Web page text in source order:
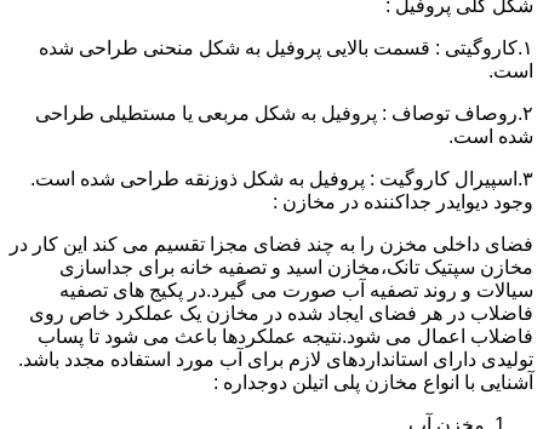
شکل کلی پروفیل :
۱.کاروگیتی : قسمت بالایی پروفیل به شکل منحنی طراحی شده
است.
۲.روصاف توصاف : پروفیل به شکل مربعی یا مستطیلی طراحی
شده است.
۳.اسپیرال کاروگیت : پروفیل به شکل ذوزنقه طراحی شده است.
وجود دیوایدر جداکننده در مخازن :
فضای داخلی مخزن را به چند فضای مجزا تقسیم می کند این کار در
مخازن سپتیک تانک،مخازن اسید و تصفیه خانه برای جداسازی
سیالات و روند تصفیه آب صورت می گیرد.در پکیج های تصفیه
فاضلاب در هر فضای ایجاد شده در مخازن یک عملکرد خاص روی
فاضلاب اعمال می شود.نتیجه عملکردها باعث می شود تا پساب
تولیدی دارای استانداردهای لازم برای آب مورد استفاده مجدد باشد.
آشنایی با انواع مخازن پلی اتیلن دوجداره :
مخزن آب